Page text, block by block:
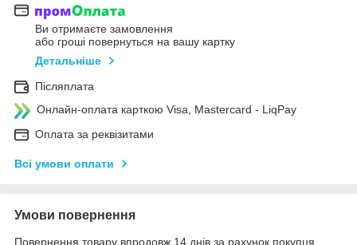
Ви отримаєте замовлення
або гроші повернуться на вашу картку
Детальніше
Післяплата
Онлайн-оплата карткою Visa, Mastercard - LiqPay
Оплата за реквізитами
Всі умови оплати
Умови повернення
Повернення товару впродовж 14 днів за рахунок покупця